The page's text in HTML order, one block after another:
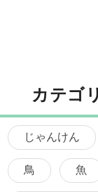
カテゴ
じゃんけん
鳥 魚